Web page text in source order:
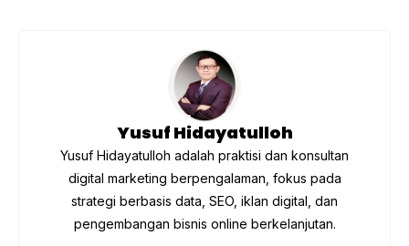
p
Yusuf Hidayatulloh
Yusuf Hidayatulloh adalah praktisi dan konsultan
digital marketing berpengalaman, fokus pada
strategi berbasis data, SEO, iklan digital, dan
pengembangan bisnis online berkelanjutan.